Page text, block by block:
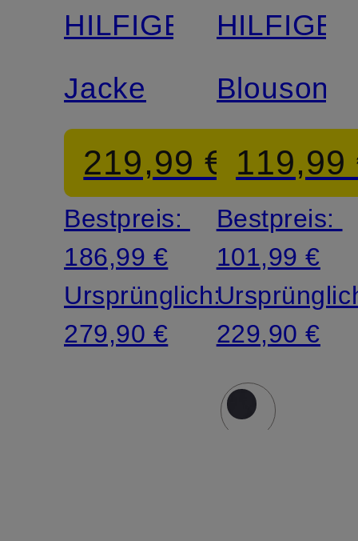
HILFIGER
Jacke
219,99 €
Bestpreis:
186,99 €
Ursprünglich:
279,90 €
Blouson
119,99
Bestpreis:
101,99 €
229,90 €